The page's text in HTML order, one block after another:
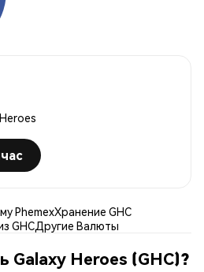
PhemexХранение GHC
GHCДругие Валюты
Galaxy Heroes (GHC)?